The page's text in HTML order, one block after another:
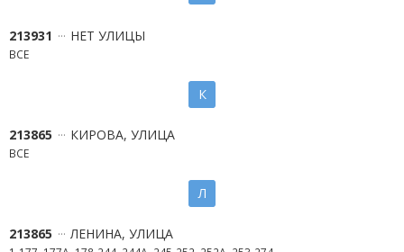
213931 НЕТ УЛИЦЫ
ВСЕ
К
213865 КИРОВА, УЛИЦА
ВСЕ
Л
213865 ЛЕНИНА, УЛИЦА